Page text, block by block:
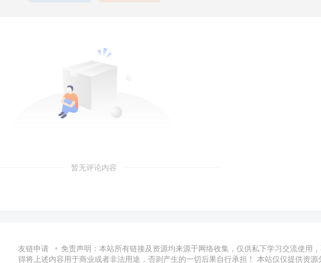
暂无评论内容
友链申请
免责声明：本站所有链接及资源均来源于网络收集，仅供私下学习交流使用
得将上述内容用于商业或者非法用途，否则产生的一切后果自行承担！ 本站仅仅提供资源